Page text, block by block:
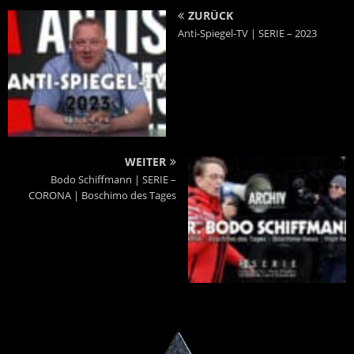
ZURÜCK
Anti-Spiegel-TV | SERIE – 2023
WEITER
Bodo Schiffmann | SERIE –
CORONA | Boschimo des Tages